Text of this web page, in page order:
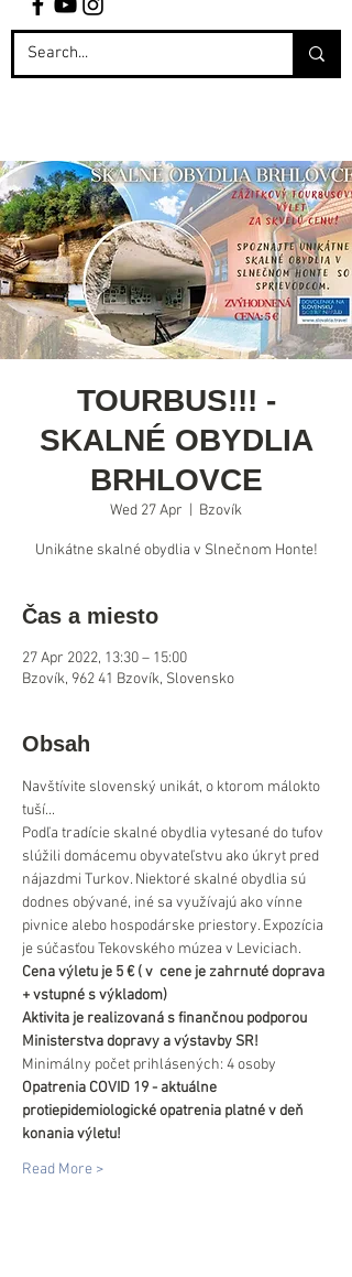
TOURBUS!!! -
SKALNÉ OBYDLIA
BRHLOVCE
Wed 27 Apr Bzovík
Čas a miesto
27 Apr 2022, 13:30 – 15:00
Bzovík, 962 41 Bzovík, Slovensko
Obsah
Navštívite slovenský unikát, o ktorom málokto
tuší...
Podľa tradície skalné obydlia vytesané do tufov
slúžili domácemu obyvateľstvu ako úkryt pred
nájazdmi Turkov. Niektoré skalné obydlia sú
dodnes obývané, iné sa využívajú ako vínne
pivnice alebo hospodárske priestory. Expozícia
je súčasťou Tekovského múzea v Leviciach.
Cena výletu je 5 € ( v  cene je zahrnuté doprava
+ vstupné s výkladom)
Aktivita je realizovaná s finančnou podporou
Ministerstva dopravy a výstavby SR!
Minimálny počet prihlásených: 4 osoby
Opatrenia COVID 19 - aktuálne
protiepidemiologické opatrenia platné v deň
konania výletu!
Read More >